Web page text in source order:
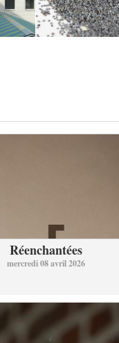
Réenchantées
mercredi 08 avril 2026